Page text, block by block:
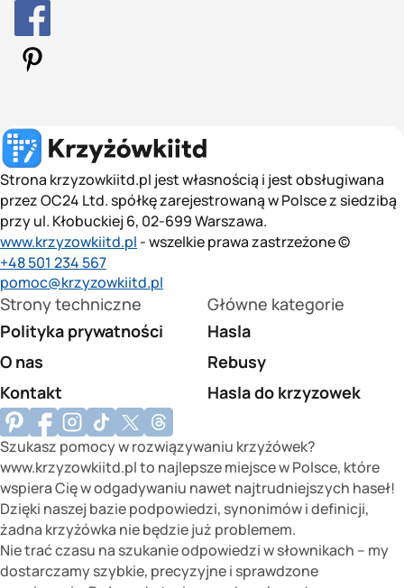
Strona krzyzowkiitd.pl jest własnością i jest obsługiwana
przez OC24 Ltd. spółkę zarejestrowaną w Polsce z siedzibą
przy ul. Kłobuckiej 6, 02-699 Warszawa.
www.krzyzowkiitd.pl - wszelkie prawa zastrzeżone ©
+48 501 234 567
pomoc@krzyzowkiitd.pl
Strony techniczne
Polityka prywatności
O nas
Kontakt
Główne kategorie
Hasla
Rebusy
Hasla do krzyzowek
Szukasz pomocy w rozwiązywaniu krzyżówek?
www.krzyzowkiitd.pl to najlepsze miejsce w Polsce, które
wspiera Cię w odgadywaniu nawet najtrudniejszych haseł!
Dzięki naszej bazie podpowiedzi, synonimów i definicji,
żadna krzyżówka nie będzie już problemem.
Nie trać czasu na szukanie odpowiedzi w słownikach – my
dostarczamy szybkie, precyzyjne i sprawdzone